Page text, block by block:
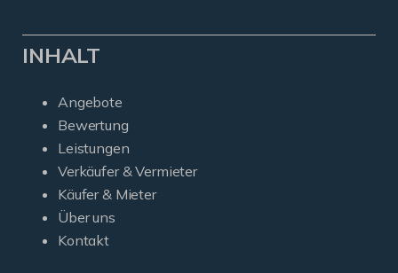
INHALT
Angebote
Bewertung
Leistungen
Verkäufer & Vermieter
Käufer & Mieter
Über uns
Kontakt